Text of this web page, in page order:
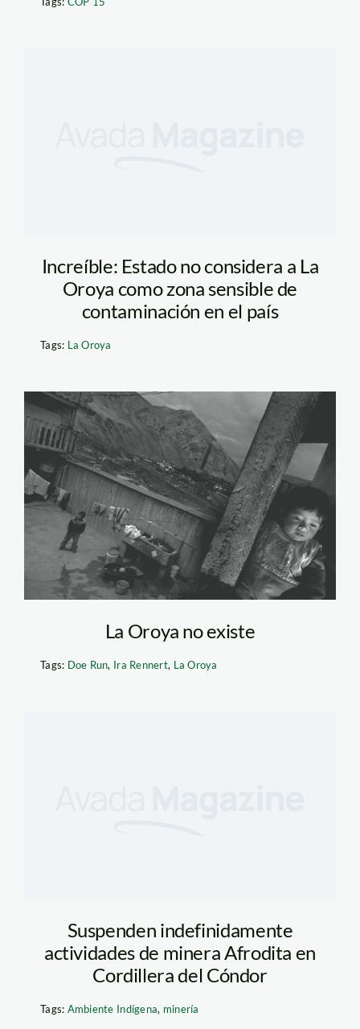
Increíble: Estado no considera a La
Oroya como zona sensible de
contaminación en el país
Tags: La Oroya
la_oroya_michael_mullday
La Oroya no existe
Tags: Doe Run, Ira Rennert, La Oroya
Suspenden indefinidamente
actividades de minera Afrodita en
Cordillera del Cóndor
Tags: Ambiente Indígena, minería